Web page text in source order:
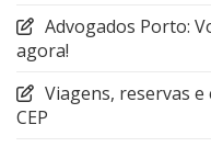
Advogados Porto:
agora!
Viagens, reservas
CEP